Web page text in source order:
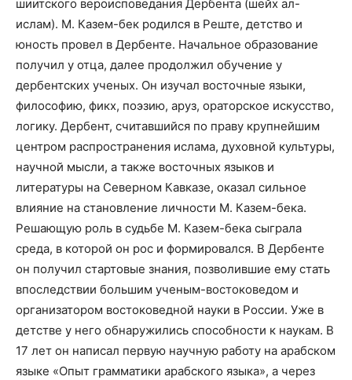
шиитского вероисповедания Дербента (шейх ал-
ислам). М. Казем-бек родился в Реште, детство и
юность провел в Дербенте. Начальное образование
получил у отца, далее продолжил обучение у
дербентских ученых. Он изучал восточные языки,
философию, фикх, поэзию, аруз, ораторское искусство,
логику. Дербент, считавшийся по праву крупнейшим
центром распространения ислама, духовной культуры,
научной мысли, а также восточных языков и
литературы на Северном Кавказе, оказал сильное
влияние на становление личности М. Казем-бека.
Решающую роль в судьбе М. Казем-бека сыграла
среда, в которой он рос и формировался. В Дербенте
он получил стартовые знания, позволившие ему стать
впоследствии большим ученым-востоковедом и
организатором востоковедной науки в России. Уже в
детстве у него обнаружились способности к наукам. В
17 лет он написал первую научную работу на арабском
языке «Опыт грамматики арабского языка», а через